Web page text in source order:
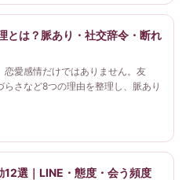
とは？脈あり・社交辞令・断れ
愛感情だけではありません。友
さなど8つの理由を整理し、脈あり
選｜LINE・態度・会う頻度